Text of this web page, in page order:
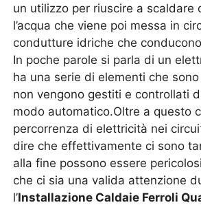
un utilizzo per riuscire a scaldare
l’acqua che viene poi messa in
condutture idriche che
In poche parole si parla di un
ha una serie di elementi che
non vengono gestiti e controllati
modo automatico.Oltre a questo
percorrenza di elettricità nei
dire che effettivamente ci sono
alla fine possono essere
che ci sia una valida attenzione
l’Installazione Caldaie Ferroli